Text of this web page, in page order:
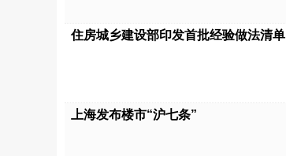
住房城乡建设部印发首批经验做法清单
上海发布楼市“沪七条”